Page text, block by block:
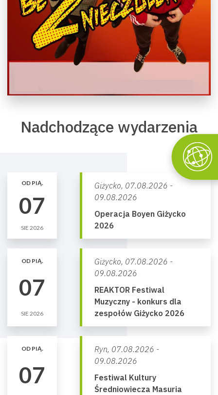
Nadchodzące wydarzenia
OD PIĄ.
07
SIE 2026
Giżycko, 07.08.2026 -
09.08.2026
Operacja Boyen Giżycko
2026
OD PIĄ.
07
SIE 2026
Giżycko, 07.08.2026 -
09.08.2026
REAKTOR Festiwal
Muzyczny - konkurs dla
zespołów Giżycko 2026
OD PIĄ.
07
Ryn, 07.08.2026 -
09.08.2026
Festiwal Kultury
Średniowiecza Masuria